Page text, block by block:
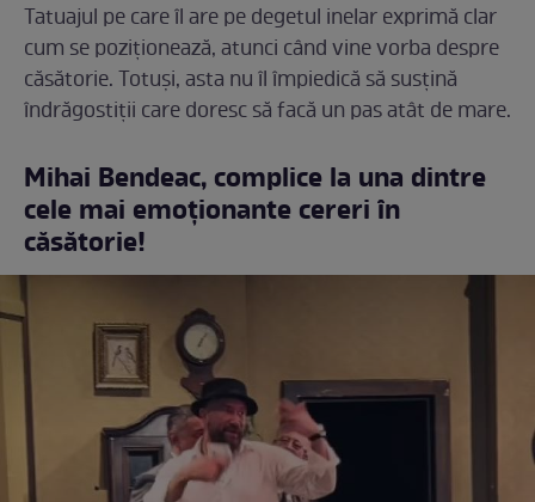
Tatuajul pe care îl are pe degetul inelar exprimă clar
cum se poziționează, atunci când vine vorba despre
căsătorie. Totuși, asta nu îl împiedică să susțină
îndrăgostiții care doresc să facă un pas atât de mare.
Mihai Bendeac, complice la una dintre
cele mai emoționante cereri în
căsătorie!